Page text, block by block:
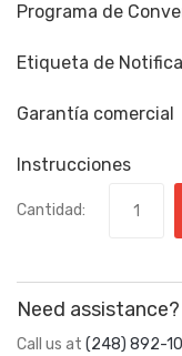
Programa de
Etiqueta de
Garantía comercial
Instrucciones
Cantidad:
Need assistance?
Call us at (248) 892-